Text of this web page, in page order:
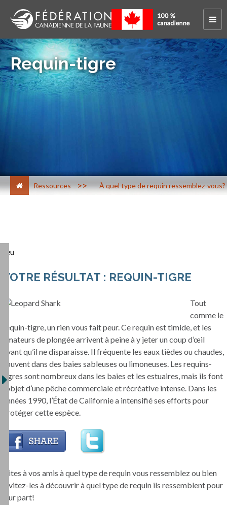
Requin-tigre
Ressources > À quel type de requin ressemblez-vous?
Jeu
VOTRE RÉSULTAT : REQUIN-TIGRE
Tout
comme le
requin-tigre, un rien vous fait peur. Ce requin est timide, et les
amateurs de plongée arrivent à peine à y jeter un coup d’œil
avant qu’il ne disparaisse. Il fréquente les eaux tièdes ou chaudes,
souvent dans des baies sableuses ou limoneuses. Les requins-
tigres sont nombreux dans les baies et les estuaires, mais ils font
l’objet d’une pêche commerciale et récréative intense. Dans les
années 1990, l’État de Californie a intensifié ses efforts pour
protéger cette espèce.
Dites à vos amis à quel type de requin vous ressemblez ou bien
invitez-les à découvrir à quel type de requin ils ressemblent pour
leur part!